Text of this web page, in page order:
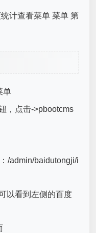
单
，点击->pbootcms
/admin/baidutongji/i
以看到左侧的百度